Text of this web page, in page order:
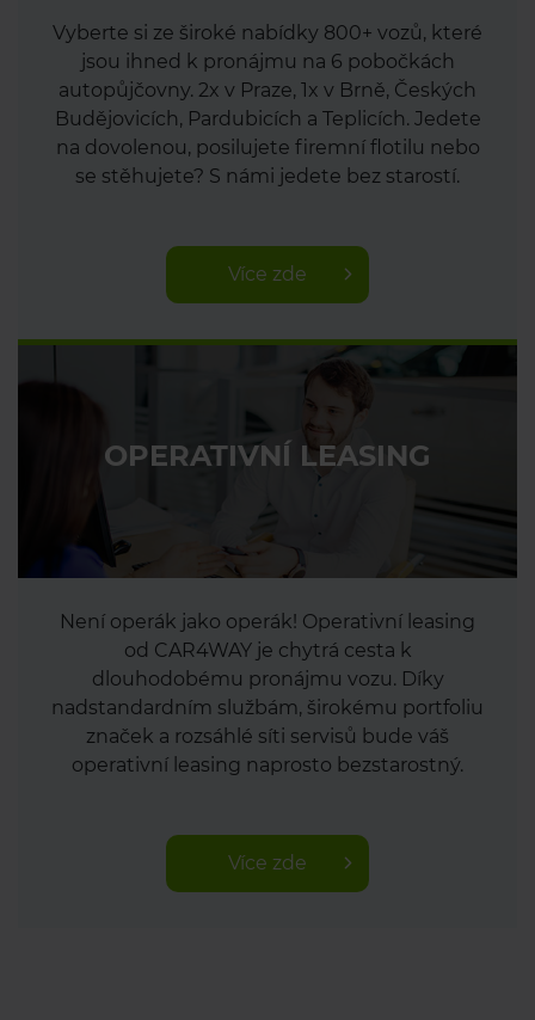
Vyberte si ze široké nabídky 800+ vozů, které
jsou ihned k pronájmu na 6 pobočkách
autopůjčovny. 2x v Praze, 1x v Brně, Českých
Budějovicích, Pardubicích a Teplicích. Jedete
na dovolenou, posilujete firemní flotilu nebo
se stěhujete? S námi jedete bez starostí.
Více zde
OPERATIVNÍ LEASING
Není operák jako operák! Operativní leasing
od CAR4WAY je chytrá cesta k
dlouhodobému pronájmu vozu. Díky
nadstandardním službám, širokému portfoliu
značek a rozsáhlé síti servisů bude váš
operativní leasing naprosto bezstarostný.
Více zde